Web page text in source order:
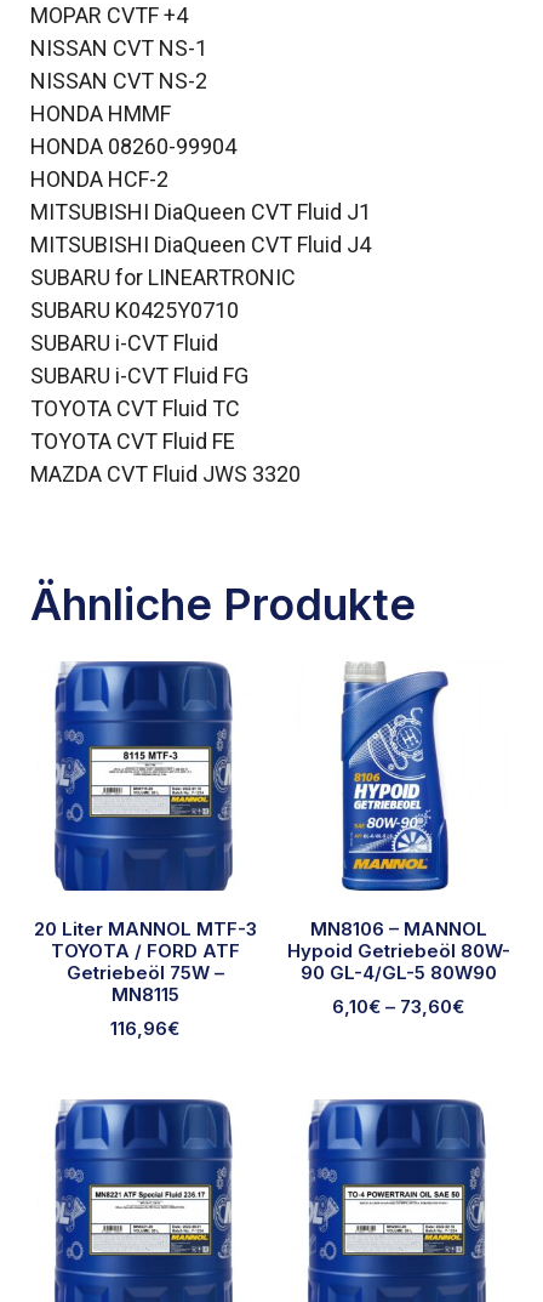
MOPAR CVTF +4
NISSAN CVT NS-1
NISSAN CVT NS-2
HONDA HMMF
HONDA 08260-99904
HONDA HCF-2
MITSUBISHI DiaQueen CVT Fluid J1
MITSUBISHI DiaQueen CVT Fluid J4
SUBARU for LINEARTRONIC
SUBARU K0425Y0710
SUBARU i-CVT Fluid
SUBARU i-CVT Fluid FG
TOYOTA CVT Fluid TC
TOYOTA CVT Fluid FE
MAZDA CVT Fluid JWS 3320
Ähnliche Produkte
20 Liter MANNOL MTF-3
TOYOTA / FORD ATF
Getriebeöl 75W –
MN8115
116,96€
MN8106 – MANNOL
Hypoid Getriebeöl 80W-
90 GL-4/GL-5 80W90
6,10€ – 73,60€